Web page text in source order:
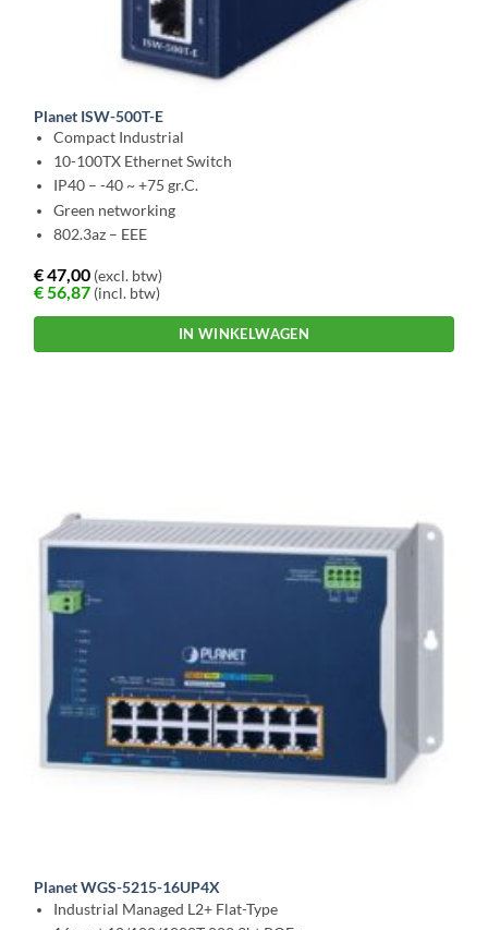
Planet ISW-500T-E
Compact Industrial
10-100TX Ethernet Switch
IP40 – -40 ~ +75 gr.C.
Green networking
802.3az – EEE
€47,00 (excl. btw)
€ 56,87 (incl. btw)
IN WINKELWAGEN
Planet WGS-5215-16UP4X
Industrial Managed L2+ Flat-Type